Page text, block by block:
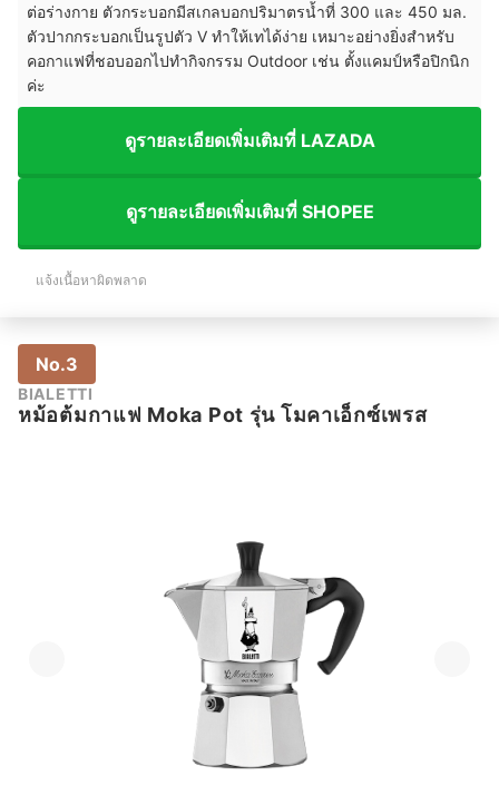
ต่อร่างกาย ตัวกระบอกมีสเกลบอกปริมาตรน้ำที่ 300 และ 450 มล.
ตัวปากกระบอกเป็นรูปตัว V ทำให้เทได้ง่าย เหมาะอย่างยิ่งสำหรับ
คอกาแฟที่ชอบออกไปทำกิจกรรม Outdoor เช่น ตั้งแคมป์หรือปิกนิก
ค่ะ
ดูรายละเอียดเพิ่มเติมที่ LAZADA
ดูรายละเอียดเพิ่มเติมที่ SHOPEE
แจ้งเนื้อหาผิดพลาด
No.3
BIALETTI
หม้อต้มกาแฟ Moka Pot รุ่น โมคาเอ็กซ์เพรส